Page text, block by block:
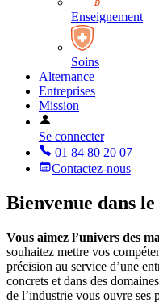
Enseignement
Soins
Alternance
Entreprises
Mission
Se connecter
01 84 80 20 07
Contactez-nous
Bienvenue dans
Vous aimez l’univers des
souhaitez mettre vos
précision au service d’une
concrets et dans des
de l’industrie vous ouvre ses